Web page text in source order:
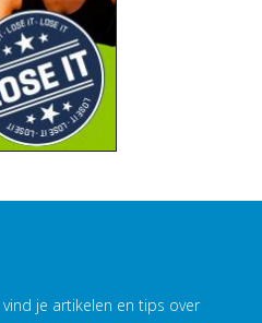
vind je artikelen en tips over